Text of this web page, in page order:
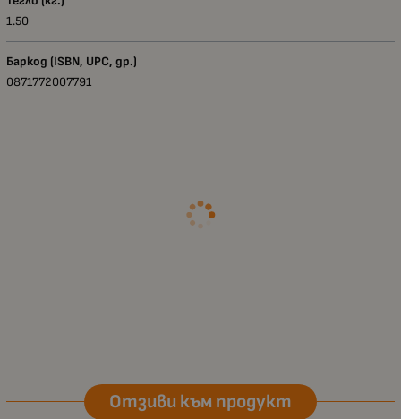
1.50
Баркод (ISBN, UPC, др.)
0871772007791
Отзиви към продукт